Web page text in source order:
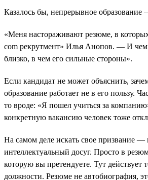
Казалось бы, непрерывное
«Меня настораживают резюме, в
com рекрутмент» Илья Анопов. — И чем
близко, в чем его сильные стороны».
Если кандидат не может объяснить,
образование работает не в его пользу.
то вроде: «Я пошел учиться за
конкретную вакансию человек тоже
На самом деле искать свое призвание —
интеллектуальный досуг. Просто в
которую вы претендуете. Тут
должности. Резюме не автобиография,